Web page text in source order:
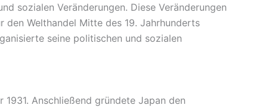
sozialen Veränderungen. Diese Veränderungen
Welthandel Mitte des 19. Jahrhunderts
seine politischen und sozialen
Anschließend gründete Japan den